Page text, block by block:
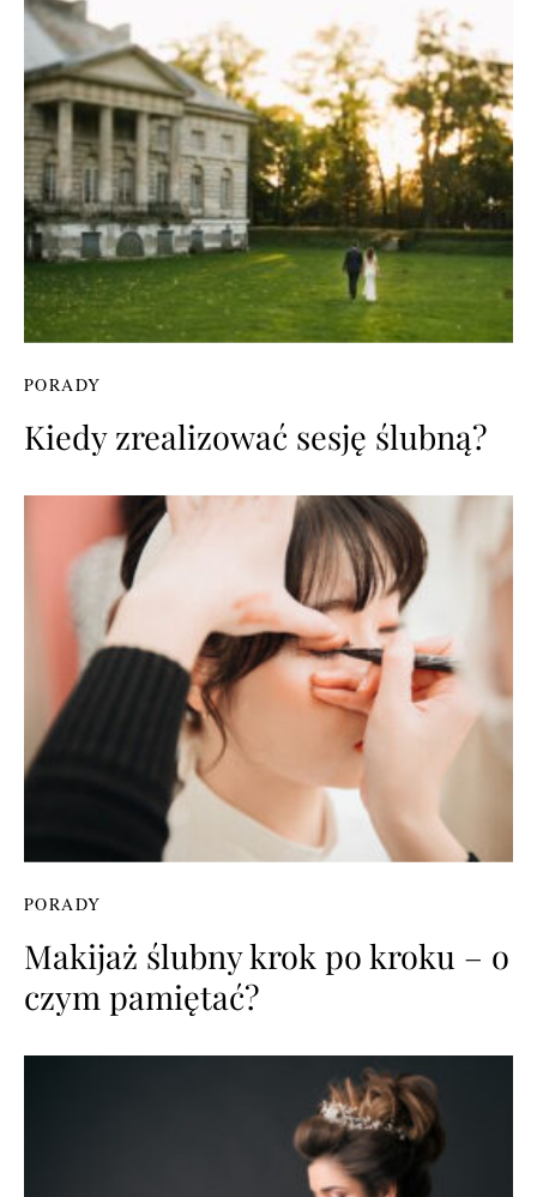
PORADY
Kiedy zrealizować sesję ślubną?
PORADY
Makijaż ślubny krok po kroku – o
czym pamiętać?